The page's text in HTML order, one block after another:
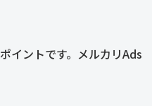
イントです。メルカリAds